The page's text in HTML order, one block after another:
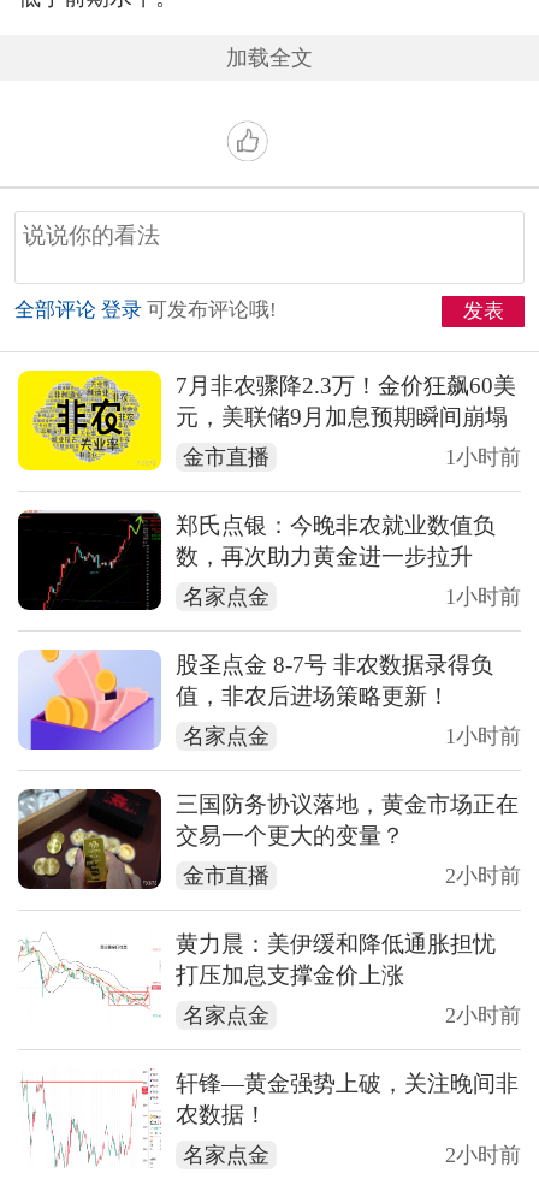
加载全文
全部评论 登录 可发布评论哦! 发表
7月非农骤降2.3万！金价狂飙60美
元，美联储9月加息预期瞬间崩塌
金市直播 1小时前
郑氏点银：今晚非农就业数值负
数，再次助力黄金进一步拉升
名家点金 1小时前
股圣点金 8-7号 非农数据录得负
值，非农后进场策略更新！
名家点金 1小时前
三国防务协议落地，黄金市场正在
交易一个更大的变量？
金市直播 2小时前
黄力晨：美伊缓和降低通胀担忧
打压加息支撑金价上涨
名家点金 2小时前
轩锋—黄金强势上破，关注晚间非
农数据！
名家点金 2小时前